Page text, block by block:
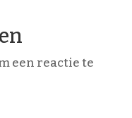
een reactie te